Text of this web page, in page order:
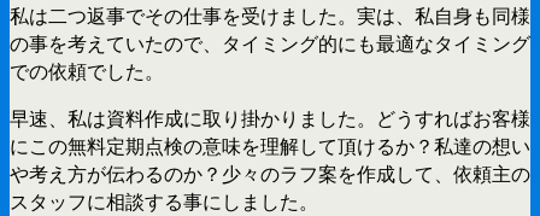
私は二つ返事でその仕事を受けました。実は、私自身も同様
の事を考えていたので、タイミング的にも最適なタイミング
での依頼でした。
早速、私は資料作成に取り掛かりました。どうすればお客様
にこの無料定期点検の意味を理解して頂けるか？私達の想い
や考え方が伝わるのか？少々のラフ案を作成して、依頼主の
スタッフに相談する事にしました。